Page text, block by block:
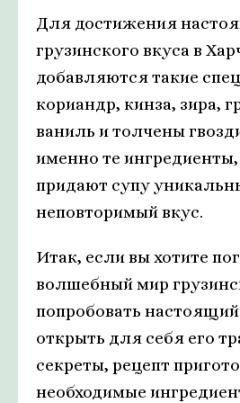
Для достижения
грузинского вкуса в
добавляются такие
кориандр, кинза, зира,
ваниль и толчены
именно те
придают супу
неповторимый вкус.
Итак, если вы хотите
волшебный мир
попробовать
открыть для себя его
секреты, рецепт
необходимые